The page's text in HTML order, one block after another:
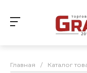
Главная / Каталог